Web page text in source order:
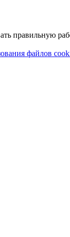
правильную
файлов